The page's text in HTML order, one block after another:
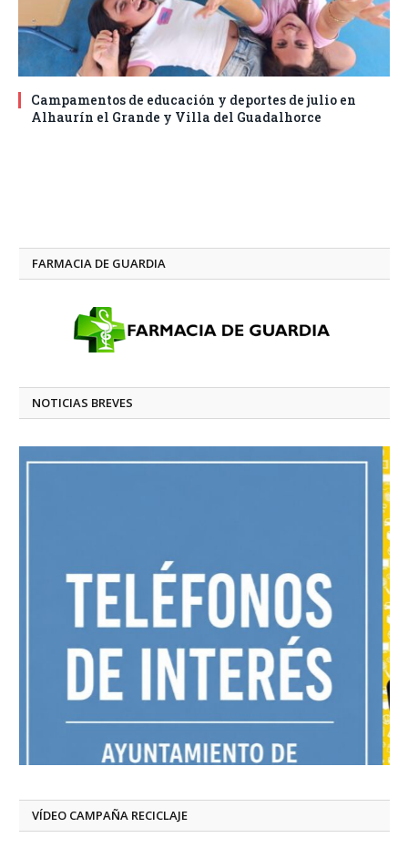
Campamentos de educación y deportes de julio en
Alhaurín el Grande y Villa del Guadalhorce
FARMACIA DE GUARDIA
NOTICIAS BREVES
VÍDEO CAMPAÑA RECICLAJE